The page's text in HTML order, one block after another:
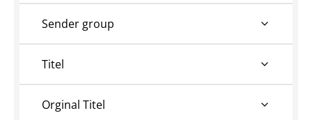
Sender group
Titel
Orginal Titel